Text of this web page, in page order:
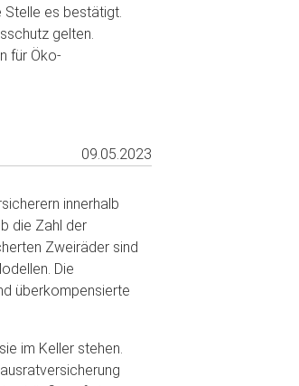
Stelle es bestätigt.
gelten.
für Öko-
09.05.2023
innerhalb
die Zahl der
Zweiräder sind
Die
überkompensierte
im Keller stehen.